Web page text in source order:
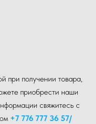
при получении товара,
приобрести наши
свяжитесь с
+7 776 777 36 57/